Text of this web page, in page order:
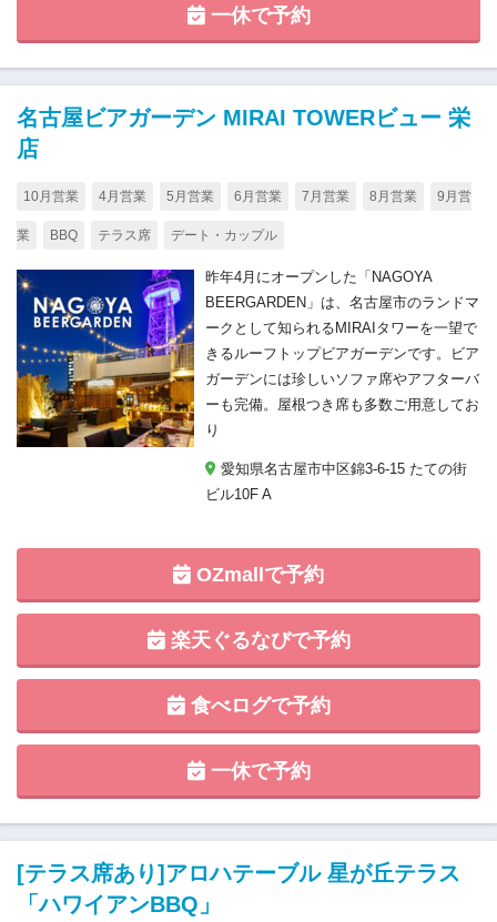
一休で予約
名古屋ビアガーデン MIRAI TOWERビュー 栄
店
10月営業 4月営業 5月営業 6月営業 7月営業 8月営業 9月営
業 BBQ テラス席 デート・カップル
昨年4月にオープンした「NAGOYA
BEERGARDEN」は、名古屋市のランドマ
ークとして知られるMIRAIタワーを一望で
きるルーフトップビアガーデンです。ビア
ガーデンには珍しいソファ席やアフターバ
ーも完備。屋根つき席も多数ご用意してお
り
愛知県名古屋市中区錦3‐6‐15 たての街
ビル10F A
OZmallで予約
楽天ぐるなびで予約
食べログで予約
一休で予約
[テラス席あり]アロハテーブル 星が丘テラス
「ハワイアンBBQ」